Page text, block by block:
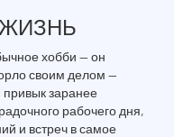
хобби — он
своим делом —
заранее
рабочего дня,
и встреч в самое